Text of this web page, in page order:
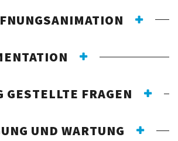
GESTELLTE FRAGEN
UND WARTUNG